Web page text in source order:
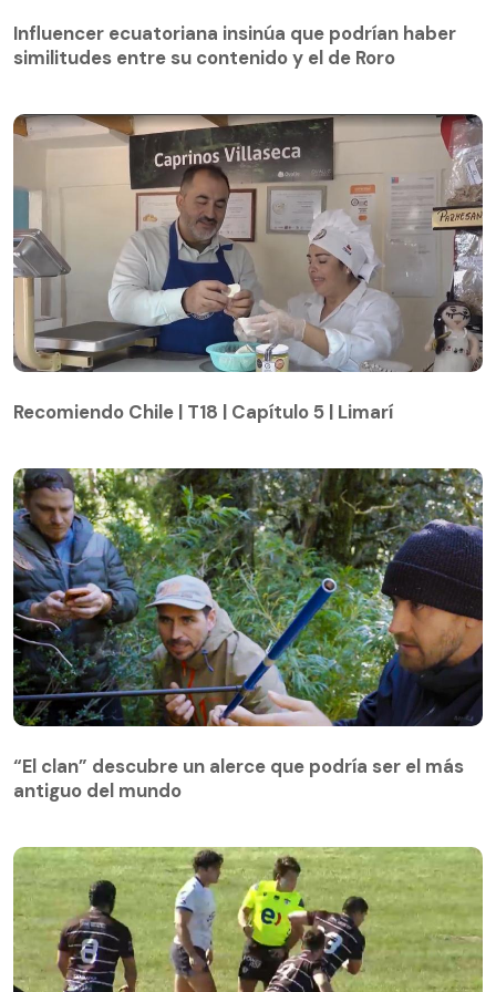
Influencer ecuatoriana insinúa que podrían haber
similitudes entre su contenido y el de Roro
Recomiendo Chile | T18 | Capítulo 5 | Limarí
“El clan” descubre un alerce que podría ser el más
antiguo del mundo